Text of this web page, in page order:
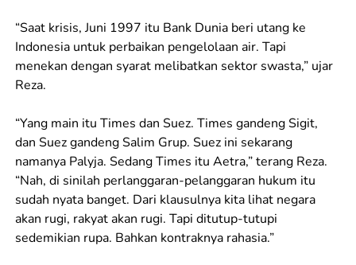
“Saat krisis, Juni 1997 itu Bank Dunia beri utang ke
Indonesia untuk perbaikan pengelolaan air. Tapi
menekan dengan syarat melibatkan sektor swasta,” ujar
Reza.
“Yang main itu Times dan Suez. Times gandeng Sigit,
dan Suez gandeng Salim Grup. Suez ini sekarang
namanya Palyja. Sedang Times itu Aetra,” terang Reza.
“Nah, di sinilah perlanggaran-pelanggaran hukum itu
sudah nyata banget. Dari klausulnya kita lihat negara
akan rugi, rakyat akan rugi. Tapi ditutup-tutupi
sedemikian rupa. Bahkan kontraknya rahasia.”